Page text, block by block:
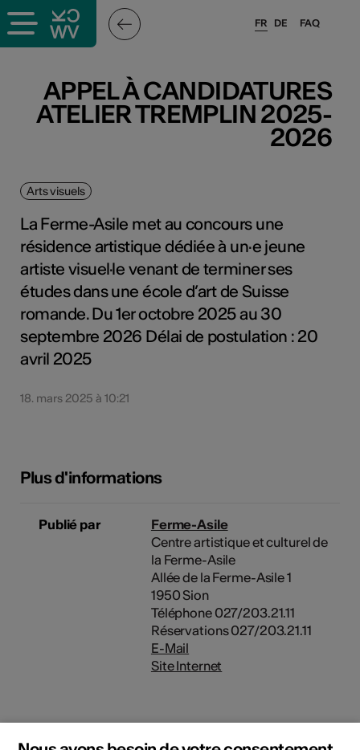
FAQ
FR DE
APPEL À CANDIDATURES
ATELIER TREMPLIN 2025-
2026
Arts visuels
La Ferme-Asile met au concours une
résidence artistique dédiée à un·e jeune
artiste visuel·le venant de terminer ses
études dans une école d’art de Suisse
romande. Du 1er octobre 2025 au 30
septembre 2026 Délai de postulation : 20
avril 2025
18. mars 2025 à 10:21
Plus d'informations
Publié par
Ferme-Asile
Centre artistique et culturel de
la Ferme-Asile
Allée de la Ferme-Asile 1
1950 Sion
Téléphone 027/203.21.11
Réservations 027/203.21.11
E-Mail
Site Internet